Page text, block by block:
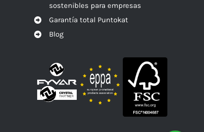
sostenibles para empresas
Garantía total Puntokat
Blog